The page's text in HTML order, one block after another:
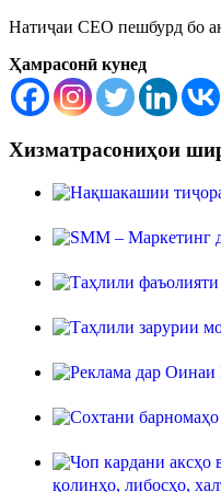
Натиҷаи СЕО пешбурд бо
Ҳамрасонӣ кунед
Хизматрасониҳои
қолинҳо, либосҳо,